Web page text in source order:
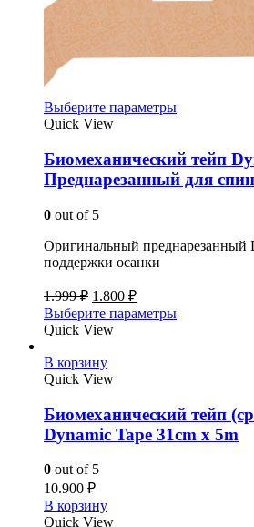
Выберите параметры
Quick View
Биомеханический тейп
Преднарезанный для
0 out of 5
Оригинальный преднарезанный
поддержки осанки
1.999₽ 1.800 ₽
Выберите параметры
Quick View
В корзину
Quick View
Биомеханический тейп
Dynamic Tape 31cm x 5m
0 out of 5
10.900 ₽
В корзину
Quick View